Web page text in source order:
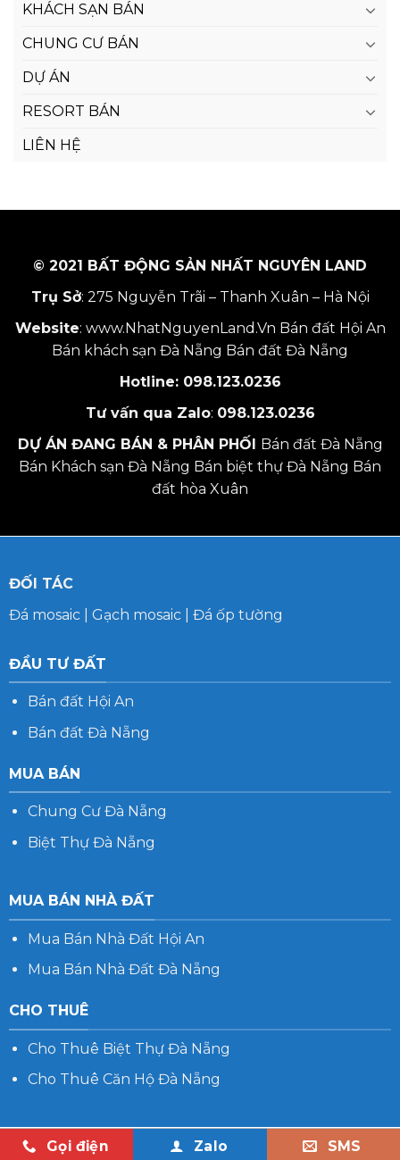
KHÁCH SẠN BÁN
CHUNG CƯ BÁN
DỰ ÁN
RESORT BÁN
LIÊN HỆ
© 2021 BẤT ĐỘNG SẢN NHẤT NGUYÊN LAND
Trụ Sở: 275 Nguyễn Trãi – Thanh Xuân – Hà Nội
Website: www.NhatNguyenLand.Vn Bán đất Hội An
Bán khách sạn Đà Nẵng Bán đất Đà Nẵng
Hotline: 098.123.0236
Tư vấn qua Zalo: 098.123.0236
DỰ ÁN ĐANG BÁN & PHÂN PHỐI
Bán đất Đà Nẵng
Bán Khách sạn Đà Nẵng Bán biệt thự Đà Nẵng Bán
đất hòa Xuân
ĐỐI TÁC
Đá mosaic| Gạch mosaic| Đá ốp tường
ĐẦU TƯ ĐẤT
Bán đất Hội An
Bán đất Đà Nẵng
MUA BÁN
Chung Cư Đà Nẵng
Biệt Thự Đà Nẵng
MUA BÁN NHÀ ĐẤT
Mua Bán Nhà Đất Hội An
Mua Bán Nhà Đất Đà Nẵng
CHO THUÊ
Cho Thuê Biệt Thự Đà Nẵng
Cho Thuê Căn Hộ Đà Nẵng
Gọi điện Zalo SMS